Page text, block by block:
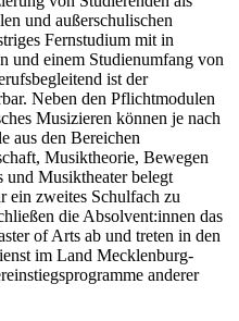
und außerschulischen
Fernstudium mit in
und einem Studienumfang von
ist der
Neben den Pflichtmodulen
Musizieren können je nach
aus den Bereichen
Musiktheorie, Bewegen
Musiktheater belegt
ein zweites Schulfach zu
die Absolvent:innen das
of Arts ab und treten in den
im Land Mecklenburg-
anderer